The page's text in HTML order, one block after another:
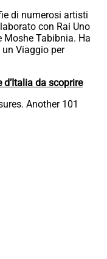
di numerosi artisti
con Rai Uno
Moshe Tabibnia. Ha
Viaggio per
da scoprire
Another 101